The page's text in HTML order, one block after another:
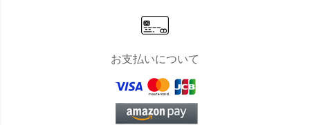
お支払いについて